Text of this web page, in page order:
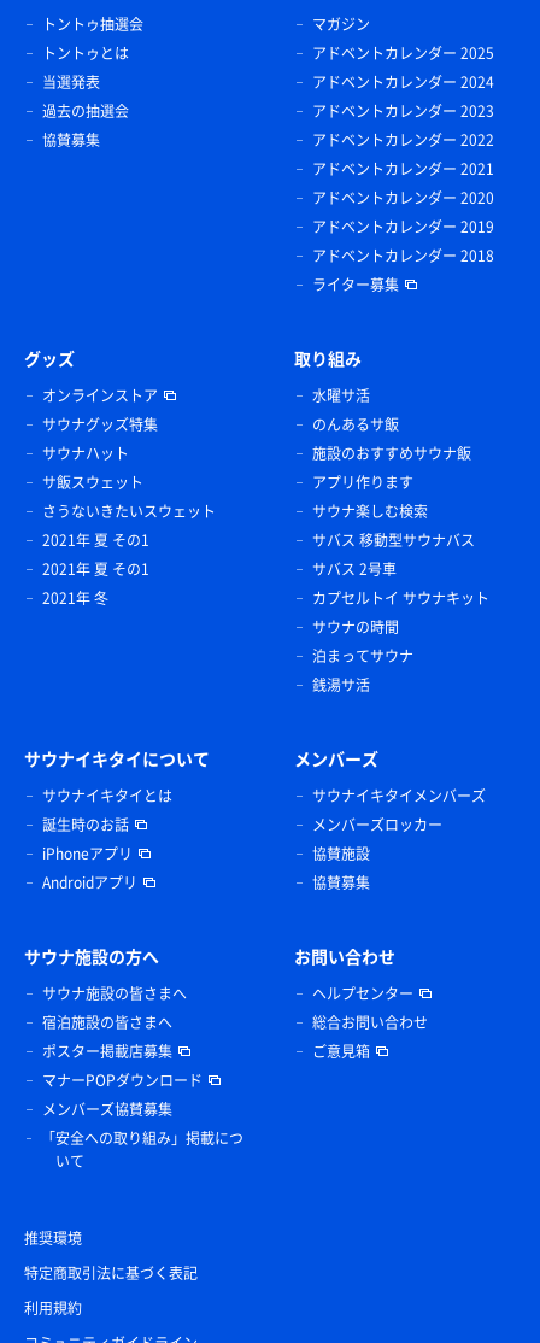
トントゥ抽選会
トントゥとは
当選発表
過去の抽選会
協賛募集
マガジン
アドベントカレンダー 2025
アドベントカレンダー 2024
アドベントカレンダー 2023
アドベントカレンダー 2022
アドベントカレンダー 2021
アドベントカレンダー 2020
アドベントカレンダー 2019
アドベントカレンダー 2018
ライター募集
グッズ
オンラインストア
サウナグッズ特集
サウナハット
サ飯スウェット
さうないきたいスウェット
2021年 夏 その1
2021年 夏 その1
2021年 冬
取り組み
水曜サ活
のんあるサ飯
施設のおすすめサウナ飯
アプリ作ります
サウナ楽しむ検索
サバス 移動型サウナバス
サバス 2号車
カプセルトイ サウナキット
サウナの時間
泊まってサウナ
銭湯サ活
サウナイキタイについて
サウナイキタイとは
誕生時のお話
iPhoneアプリ
Androidアプリ
メンバーズ
サウナイキタイメンバーズ
メンバーズロッカー
協賛施設
協賛募集
サウナ施設の方へ
サウナ施設の皆さまへ
宿泊施設の皆さまへ
ポスター掲載店募集
マナーPOPダウンロード
メンバーズ協賛募集
「安全への取り組み」掲載につ
いて
お問い合わせ
ヘルプセンター
総合お問い合わせ
ご意見箱
推奨環境
特定商取引法に基づく表記
利用規約